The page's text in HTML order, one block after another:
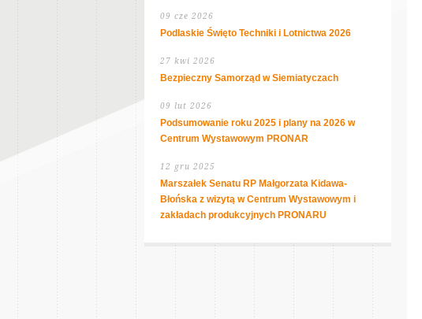
09 cze 2026
Podlaskie Święto Techniki i Lotnictwa 2026
27 kwi 2026
Bezpieczny Samorząd w Siemiatyczach
09 lut 2026
Podsumowanie roku 2025 i plany na 2026 w
Centrum Wystawowym PRONAR
12 gru 2025
Marszałek Senatu RP Małgorzata Kidawa-
Błońska z wizytą w Centrum Wystawowym i
zakładach produkcyjnych PRONARU